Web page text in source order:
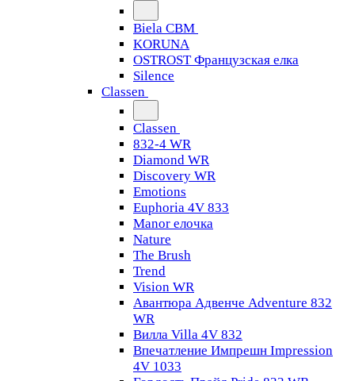
Biela CBM
KORUNA
OSTROST Французская елка
Silence
Classen
Classen
832-4 WR
Diamond WR
Discovery WR
Emotions
Euphoria 4V 833
Manor елочка
Nature
The Brush
Trend
Vision WR
Авантюра Адвенче Adventure 832
WR
Вилла Villa 4V 832
Впечатление Импрешн Impression
4V 1033